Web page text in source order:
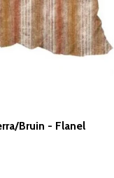
Bruin - Flanel